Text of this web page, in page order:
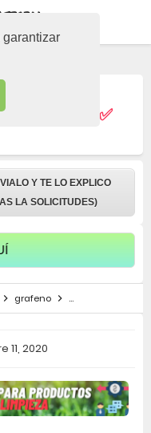
garantizar
se hace ✅
Y TE LO EXPLICO
LA SOLICITUDES)
grafeno método hummers
11, 2020